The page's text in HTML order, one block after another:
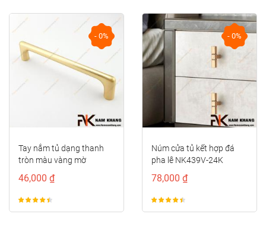
- 0%
Núm cửa tủ kết hợp đá
pha lê NK439V-24K
78,000 ₫
- 0%
Tay cầm cửa tủ đồng màu
đồng vàng viền đỏ
122,000 ₫